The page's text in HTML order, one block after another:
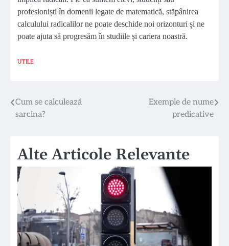
profesioniști în domenii legate de matematică, stăpânirea
calculului radicalilor ne poate deschide noi orizonturi și ne
poate ajuta să progresăm în studiile și cariera noastră.
UTILE
Navigare
Cum se calculează
sarcina?
Exemple de nume
predicative
Alte Articole Relevante